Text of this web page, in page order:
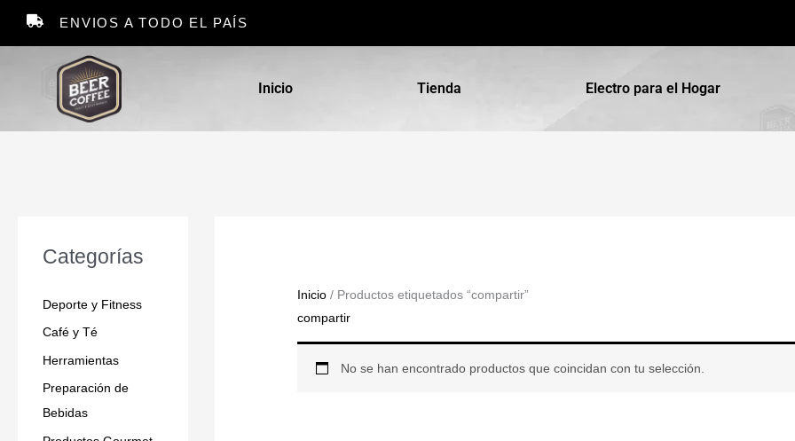
ENVIOS A TODO EL PAÍS
Inicio Tienda Electro para el Hogar
Categorías
Deporte y Fitness
Café y Té
Herramientas
Preparación de
Bebidas
Inicio / Productos etiquetados “compartir”
compartir
No se han encontrado productos que coincidan con tu selección.